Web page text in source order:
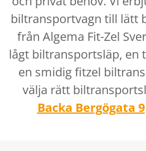
biltransportvagn till lätt
från Algema Fit-Zel
lågt biltransportsläp, en
en smidig fitzel
välja rätt
Backa Bergögata 9